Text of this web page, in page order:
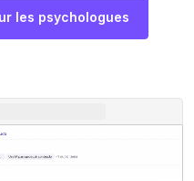
les psychologues